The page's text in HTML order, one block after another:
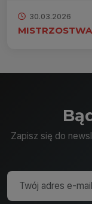
30.03.2026
Zapisz się do